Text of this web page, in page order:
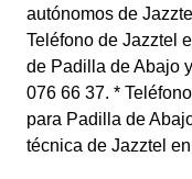
autónomos de
Teléfono de Jazztel
de Padilla de Abajo
076 66 37. *
para Padilla de
técnica de Jazztel